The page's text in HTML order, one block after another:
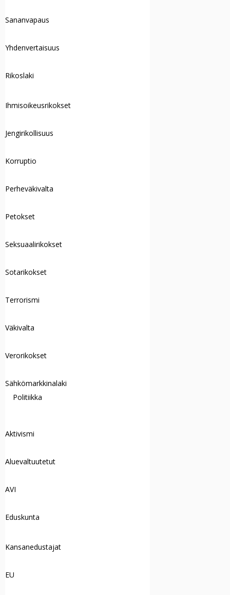
Sananvapaus
Yhdenvertaisuus
Rikoslaki
Ihmisoikeusrikokset
Jengirikollisuus
Korruptio
Perheväkivalta
Petokset
Seksuaalirikokset
Sotarikokset
Terrorismi
Väkivalta
Verorikokset
Sähkömarkkinalaki
Politiikka
Aktivismi
Aluevaltuutetut
AVI
Eduskunta
Kansanedustajat
EU